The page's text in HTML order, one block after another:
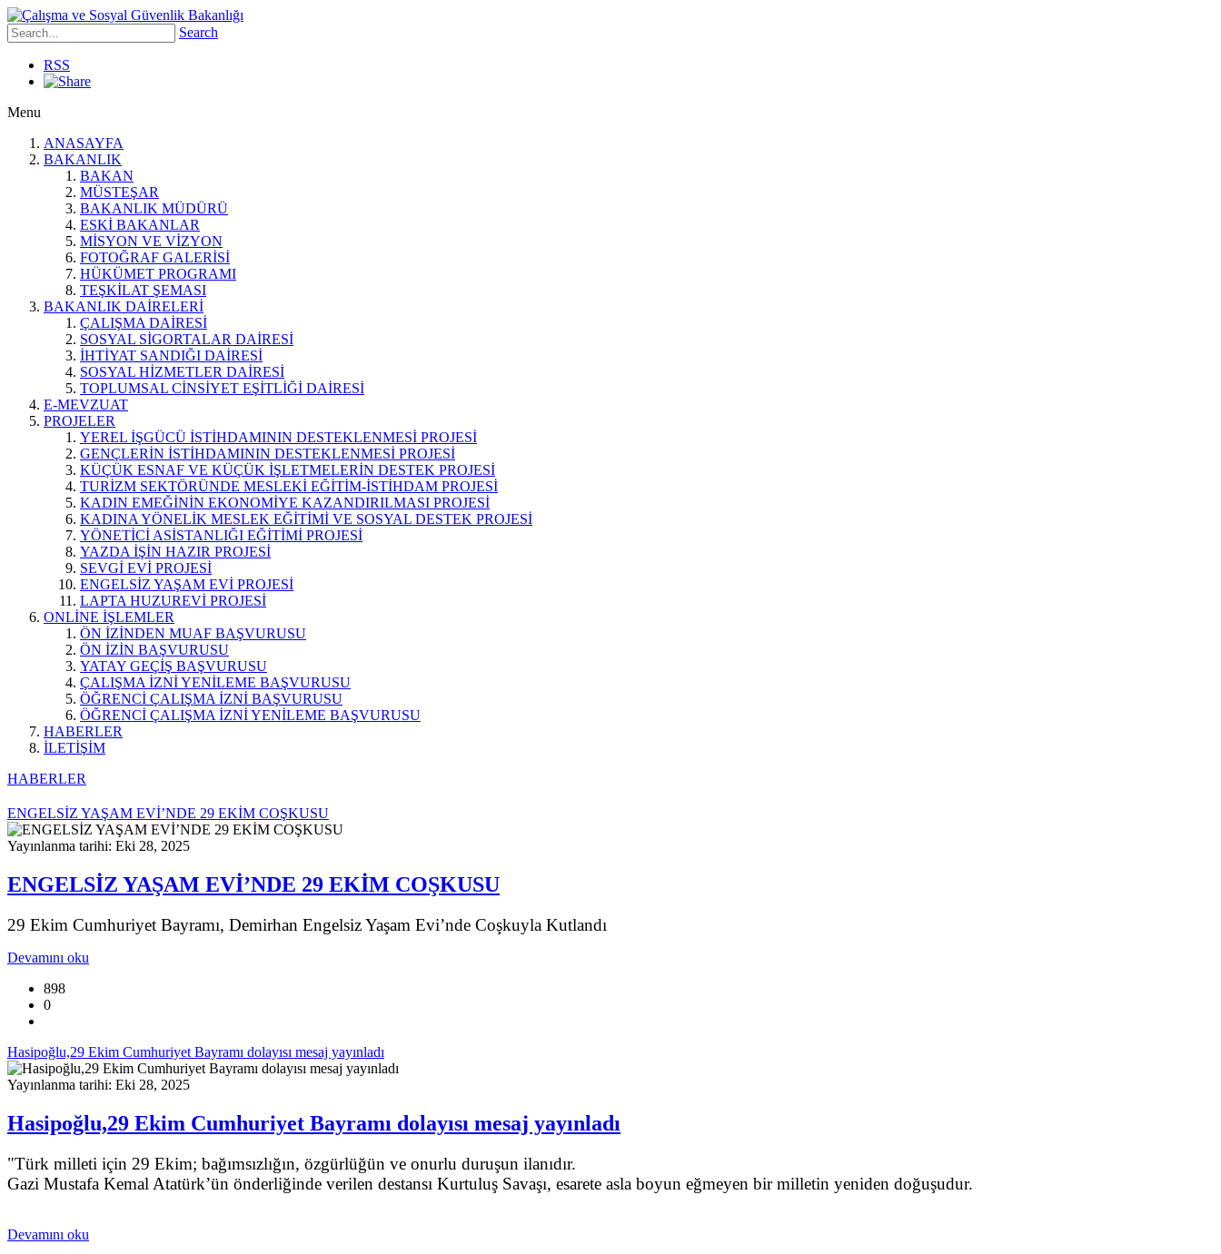
Search
RSS
Menu
ANASAYFA
BAKANLIK
BAKAN
MÜSTEŞAR
BAKANLIK MÜDÜRÜ
ESKİ BAKANLAR
MİSYON VE VİZYON
FOTOĞRAF GALERİSİ
HÜKÜMET PROGRAMI
TEŞKİLAT ŞEMASI
BAKANLIK DAİRELERİ
ÇALIŞMA DAİRESİ
SOSYAL SİGORTALAR DAİRESİ
İHTİYAT SANDIĞI DAİRESİ
SOSYAL HİZMETLER DAİRESİ
TOPLUMSAL CİNSİYET EŞİTLİĞİ DAİRESİ
E-MEVZUAT
PROJELER
YEREL İŞGÜCÜ İSTİHDAMININ DESTEKLENMESİ PROJESİ
GENÇLERİN İSTİHDAMININ DESTEKLENMESİ PROJESİ
KÜÇÜK ESNAF VE KÜÇÜK İŞLETMELERİN DESTEK PROJESİ
TURİZM SEKTÖRÜNDE MESLEKİ EĞİTİM-İSTİHDAM PROJESİ
KADIN EMEĞİNİN EKONOMİYE KAZANDIRILMASI PROJESİ
KADINA YÖNELİK MESLEK EĞİTİMİ VE SOSYAL DESTEK PROJESİ
YÖNETİCİ ASİSTANLIĞI EĞİTİMİ PROJESİ
YAZDA İŞİN HAZIR PROJESİ
SEVGİ EVİ PROJESİ
ENGELSİZ YAŞAM EVİ PROJESİ
LAPTA HUZUREVİ PROJESİ
ONLİNE İŞLEMLER
ÖN İZİNDEN MUAF BAŞVURUSU
ÖN İZİN BAŞVURUSU
YATAY GEÇİŞ BAŞVURUSU
ÇALIŞMA İZNİ YENİLEME BAŞVURUSU
ÖĞRENCİ ÇALIŞMA İZNİ BAŞVURUSU
ÖĞRENCİ ÇALIŞMA İZNİ YENİLEME BAŞVURUSU
HABERLER
İLETİŞİM
HABERLER
ENGELSİZ YAŞAM EVİ’NDE 29 EKİM COŞKUSU
Yayınlanma tarihi: Eki 28, 2025
ENGELSİZ YAŞAM EVİ’NDE 29 EKİM COŞKUSU
29 Ekim Cumhuriyet Bayramı, Demirhan Engelsiz Yaşam Evi’nde Coşkuyla Kutlandı
Devamını oku
898
0
Hasipoğlu,29 Ekim Cumhuriyet Bayramı dolayısı mesaj yayınladı
Yayınlanma tarihi: Eki 28, 2025
Hasipoğlu,29 Ekim Cumhuriyet Bayramı dolayısı mesaj yayınladı
"Türk milleti için 29 Ekim; bağımsızlığın, özgürlüğün ve onurlu duruşun ilanıdır.
Gazi Mustafa Kemal Atatürk’ün önderliğinde verilen destansı Kurtuluş Savaşı, esarete asla boyun eğmeyen bir milletin yeniden doğuşudur.
Devamını oku